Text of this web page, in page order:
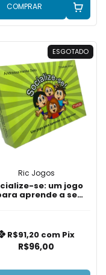
COMPRAR
ESGOTADO
Ric Jogos
se: um jogo
aprende a se
R$96,00
R$91,20 com Pix